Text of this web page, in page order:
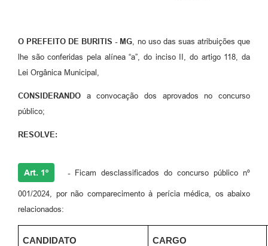
O PREFEITO DE BURITIS - MG , no uso das suas atribuições que
lhe são conferidas pela alínea “a”, do inciso II, do artigo 118, da
Lei Orgânica Municipal,
CONSIDERANDO a convocação dos aprovados no concurso
público;
RESOLVE:
Art. 1º - Ficam desclassificados do concurso público nº
001/2024, por não comparecimento à perícia médica, os abaixo
relacionados:
CANDIDATO CARGO